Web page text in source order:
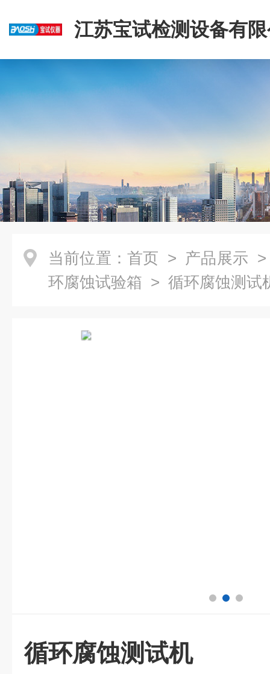
江苏宝试检测设备有
当前位置： 首页 > 产品展示
环腐蚀试验箱 > 循环腐蚀测试
循环腐蚀测试机